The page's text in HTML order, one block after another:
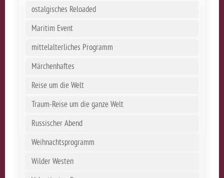
ostalgisches Reloaded
Maritim Event
mittelalterliches Programm
Märchenhaftes
Reise um die Welt
Traum-Reise um die ganze Welt
Russischer Abend
Weihnachtsprogramm
Wilder Westen